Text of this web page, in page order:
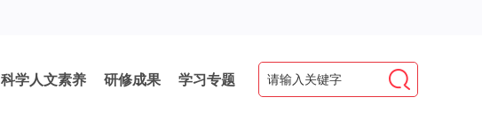
科学人文素养 研修成果 学习专题